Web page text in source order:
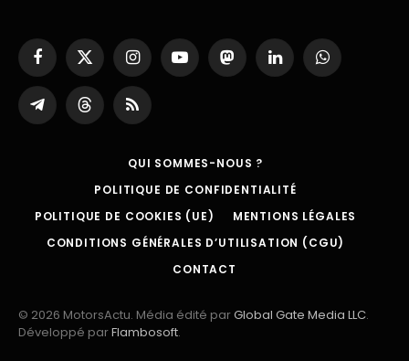
Facebook
X
(Twitter)
InstagramYouTubeMastodonLinkedInWhatsApp
Partager
sur
ThreadsRSS
QUI SOMMES-NOUS ?
POLITIQUE DE CONFIDENTIALITÉ
POLITIQUE DE COOKIES (UE)
MENTIONS LÉGALES
CONDITIONS GÉNÉRALES D’UTILISATION (CGU)
CONTACT
© 2026 MotorsActu. Média édité parGlobal Gate Media LLC.
Développé parFlambosoft.